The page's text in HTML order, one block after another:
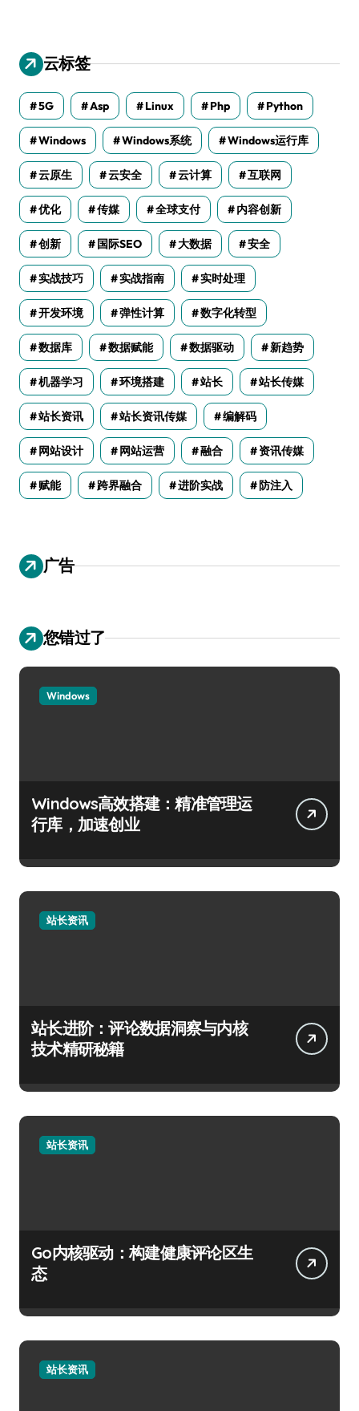
云标签
5G Asp Linux Php Python
Windows Windows系统 Windows运行库
云原生 云安全 云计算 互联网
优化 传媒 全球支付 内容创新
创新 国际SEO 大数据 安全
实战技巧 实战指南 实时处理
开发环境 弹性计算 数字化转型
数据库 数据赋能 数据驱动 新趋势
机器学习 环境搭建 站长 站长传媒
站长资讯 站长资讯传媒 编解码
网站设计 网站运营 融合 资讯传媒
赋能 跨界融合 进阶实战 防注入
广告
您错过了
Windows
Windows高效搭建：精准管理运
行库，加速创业
站长资讯
站长进阶：评论数据洞察与内核
技术精研秘籍
站长资讯
Go内核驱动：构建健康评论区生
态
站长资讯